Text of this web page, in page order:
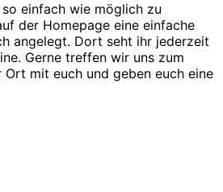
einfach wie möglich zu
der Homepage eine einfache
angelegt. Dort seht ihr jederzeit
Gerne treffen wir uns zum
mit euch und geben euch eine